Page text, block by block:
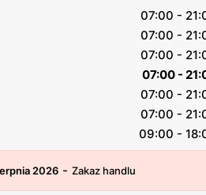
07:00 -
07:00 -
07:00 -
07:00 -
07:00 -
07:00 -
09:00 -
2026 - Zakaz handlu